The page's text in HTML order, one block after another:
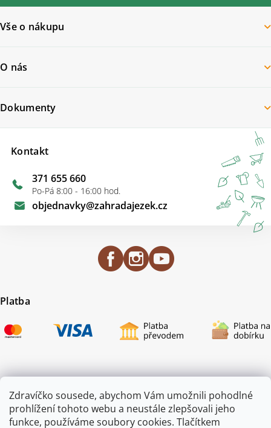
Zdravíčko sousede, abychom Vám umožnili pohodlné
prohlížení tohoto webu a neustále zlepšovali jeho
funkce, používáme soubory cookies. Tlačítkem
Vše o nákupu
O nás
Kontakt
objednavky@zahradajezek.cz
371 655 660
Po-Pá 8:00 - 16:00 hod.
Dokumenty
Platba
Certifikace